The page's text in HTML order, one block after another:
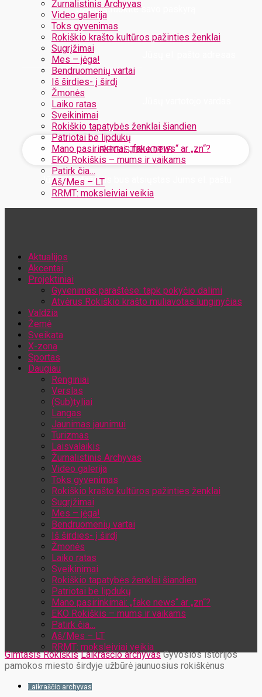
Žurnalistinis Archyvas
Video galerija
Toks gyvenimas
Rokiškio krašto kultūros pažinties ženklai
Sugrįžimai
Mes – jėga!
Bendruomenių vartai
Iš širdies- į širdį
Žmonės
Laiko ratas
Sveikinimai
Rokiškio tapatybės ženklai šiandien
Patriotai be lipdukų
Mano pasirinkimai: „fake news“ ar „zn“?
EKO Rokiškis – mums ir vaikams
Patirk čia…
Aš/Mes – LT
RRMT: moksleiviai veikia
Užregistruokite savo paskyrą
Jūsų slaptažodis bus atsiųstas Jums el. paštu
Aktualijos
Akcentai
Projektiniai
Gyvenimas paraštėse: tapk pokyčio dalimi
Atvėrus Rokiškio krašto muliavotas lunginyčias
Valdžia
Žemė
Sveikata
X-zona
Sportas
Daugiau
Renginiai
Verslas
(Sub)tyliai
Langas
Jaunimas jaunimui
Turizmas
Laisvalaikis
Žurnalistinis Archyvas
Video galerija
Toks gyvenimas
Rokiškio krašto kultūros pažinties ženklai
Sugrįžimai
Mes – jėga!
Bendruomenių vartai
Iš širdies- į širdį
Žmonės
Laiko ratas
Sveikinimai
Rokiškio tapatybės ženklai šiandien
Patriotai be lipdukų
Mano pasirinkimai: „fake news“ ar „zn“?
EKO Rokiškis – mums ir vaikams
Patirk čia…
Aš/Mes – LT
RRMT: moksleiviai veikia
Gimtasis Rokiškis Laikraščio archyvas Gyvosios istorijos
pamokos miesto širdyje užbūrė jaunuosius rokiškėnus
Laikraščio archyvas